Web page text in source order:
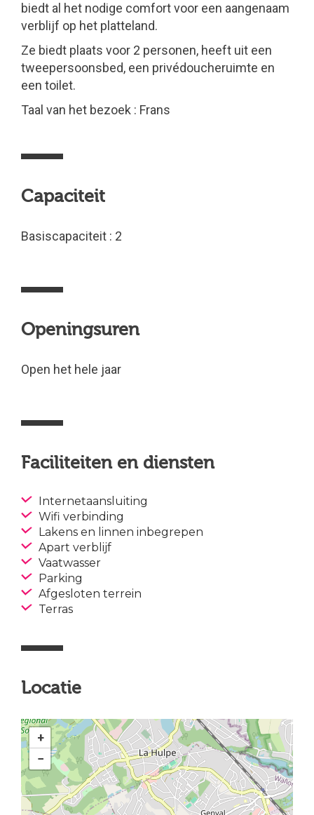
biedt al het nodige comfort voor een aangenaam
verblijf op het platteland.
Ze biedt plaats voor 2 personen, heeft uit een
tweepersoonsbed, een privédoucheruimte en
een toilet.
Taal van het bezoek : Frans
Capaciteit
Basiscapaciteit : 2
Openingsuren
Open het hele jaar
Faciliteiten en diensten
Internetaansluiting
Wifi verbinding
Lakens en linnen inbegrepen
Apart verblijf
Vaatwasser
Parking
Afgesloten terrein
Terras
Locatie
+
−